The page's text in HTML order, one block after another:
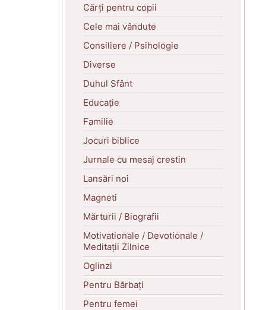
Cărți pentru copii
Cele mai vândute
Consiliere / Psihologie
Diverse
Duhul Sfânt
Educație
Familie
Jocuri biblice
Jurnale cu mesaj crestin
Lansări noi
Magneti
Mărturii / Biografii
Motivationale / Devotionale /
Meditații Zilnice
Oglinzi
Pentru Bărbați
Pentru femei